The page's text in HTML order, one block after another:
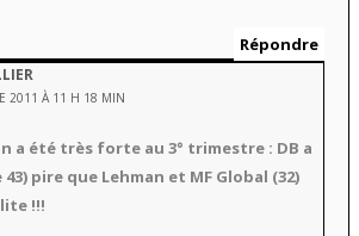
Répondre
2011 À 11 H 18 MIN
a été très forte au 3° trimestre : DB a
pire que Lehman et MF Global (32)
!!!